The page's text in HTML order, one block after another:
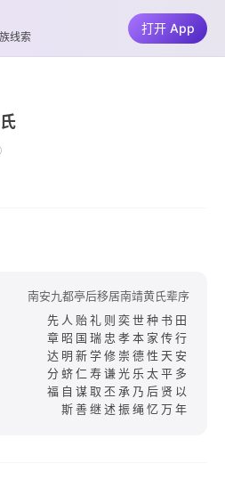
南安九都亭后移居南靖黄氏辈序
先人贻礼则奕世种书田
章昭国瑞忠孝本家传行
达明新学修崇德性天安
分蛴仁寿谦光乐太平多
福自谋取丕承乃后贤以
斯善继述振绳忆万年
线索
打开 App